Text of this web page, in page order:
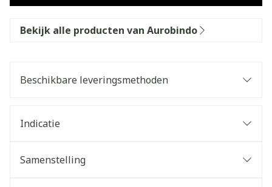
Bekijk alle producten van Aurobindo
Beschikbare leveringsmethoden
Indicatie
Samenstelling